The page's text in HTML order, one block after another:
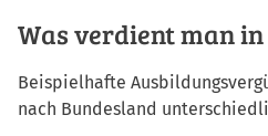
Was verdient man
Beispielhafte
nach Bundesland